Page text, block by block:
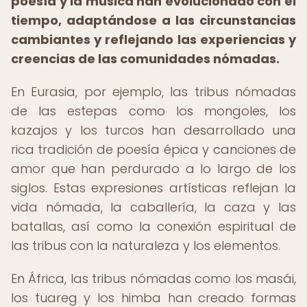
tiempo, adaptándose a las circunstancias
cambiantes y reflejando las experiencias y
creencias de las comunidades nómadas.
En Eurasia, por ejemplo, las tribus nómadas
de las estepas como los mongoles, los
kazajos y los turcos han desarrollado una
rica tradición de poesía épica y canciones de
amor que han perdurado a lo largo de los
siglos. Estas expresiones artísticas reflejan la
vida nómada, la caballería, la caza y las
batallas, así como la conexión espiritual de
las tribus con la naturaleza y los elementos.
En África, las tribus nómadas como los masái,
los tuareg y los himba han creado formas